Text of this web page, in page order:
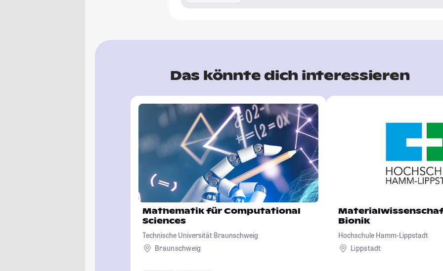
Das könnte dich interessieren
Mathematik für Computational
Sciences
Technische Universität Braunschweig
Braunschweig
Bionik
Hochschule Hamm-Lippstadt
Lippstadt